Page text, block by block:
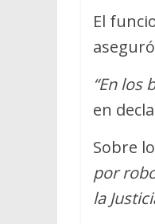
El
“En los
en
Sobre
por
la